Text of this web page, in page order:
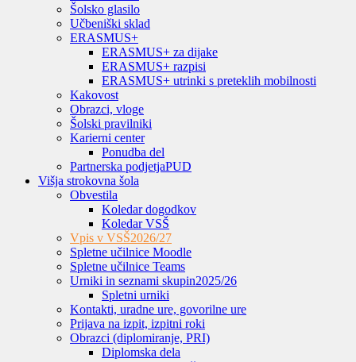
Šolsko glasilo
Učbeniški sklad
ERASMUS+
ERASMUS+ za dijake
ERASMUS+ razpisi
ERASMUS+ utrinki s preteklih mobilnosti
Kakovost
Obrazci, vloge
Šolski pravilniki
Karierni center
Ponudba del
Partnerska podjetjaPUD
Višja strokovna šola
Obvestila
Koledar dogodkov
Koledar VSŠ
Vpis v VSŠ2026/27
Spletne učilnice Moodle
Spletne učilnice Teams
Urniki in seznami skupin2025/26
Spletni urniki
Kontakti, uradne ure, govorilne ure
Prijava na izpit, izpitni roki
Obrazci (diplomiranje, PRI)
Diplomska dela